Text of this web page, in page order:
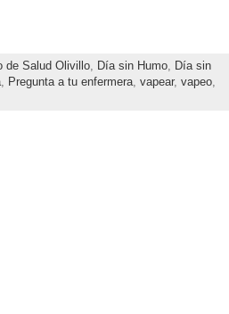
de Salud Olivillo, Día sin Humo,
Día sin
, Pregunta a tu enfermera, vapear, vapeo,